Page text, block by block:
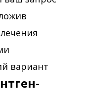
вариант